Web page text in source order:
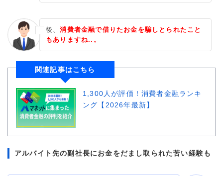
後、消費者金融で借りたお金を騙しとられたこと
もありますね..。
関連記事はこちら
1,300人が評価！消費者金融ランキ
ング【2026年最新】
アルバイト先の副社長にお金をだまし取られた苦い経験も